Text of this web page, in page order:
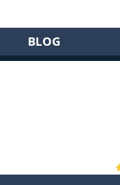
BLOG